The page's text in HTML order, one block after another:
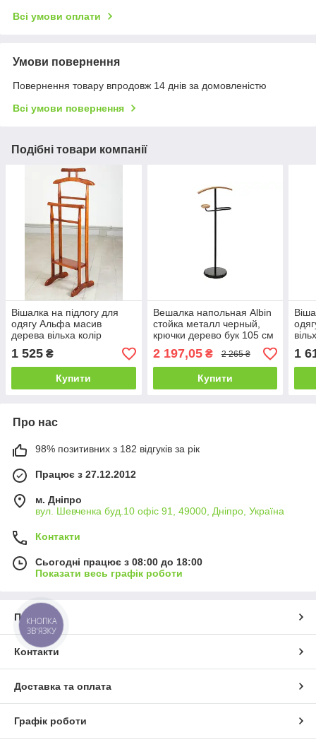
Всі умови оплати
Умови повернення
Повернення товару впродовж 14 днів за домовленістю
Всі умови повернення
Подібні товари компанії
Вішалка на підлогу для
одягу Альфа масив
дерева вільха колір
Яблуня (Мікс-Меблі ТМ)
1 525 ₴
Купити
Вешалка напольная Albin
стойка металл черный,
крючки дерево бук 105 см
(Signal ТМ)
2 197,05₴ 2 265 ₴
Купити
1
Про нас
98% позитивних з 182 відгуків за рік
Працює з 27.12.2012
м. Дніпро
вул. Шевченка буд.10 офіс 91, 49000, Дніпро, Україна
Контакти
Сьогодні працює з 08:00 до 18:00
Показати весь графік роботи
Про нас
Контакти
Доставка та оплата
Графік роботи
КНОПКА
ЗВ'ЯЗКУ